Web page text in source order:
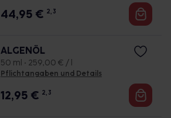
44,95 € 2, 3
ALGENÖL
50 ml • 259,00 € / l
Pflichtangaben und Details
12,95 € 2, 3